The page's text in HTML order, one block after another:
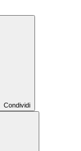
Condividi